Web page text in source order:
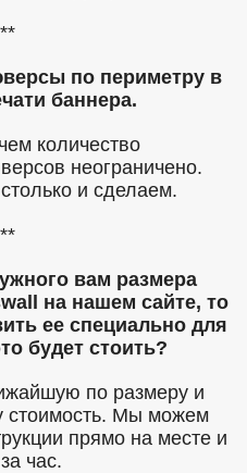
по периметру в
баннера.
количество
неограничено.
и сделаем.
вам размера
на нашем сайте, то
ее специально для
будет стоить?
по размеру и
стоимость. Мы можем
прямо на месте и
час.